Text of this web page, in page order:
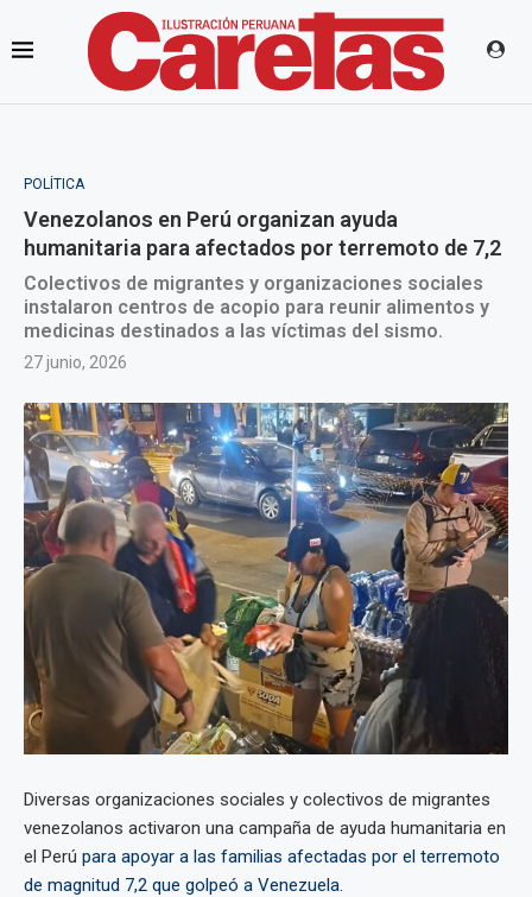
POLÍTICA
Venezolanos en Perú organizan ayuda
humanitaria para afectados por terremoto de 7,2
Colectivos de migrantes y organizaciones sociales
instalaron centros de acopio para reunir alimentos y
medicinas destinados a las víctimas del sismo.
27 junio, 2026
Diversas organizaciones sociales y colectivos de migrantes
venezolanos activaron una campaña de ayuda humanitaria en
el Perú para apoyar a las familias afectadas por el terremoto
de magnitud 7,2 que golpeó a Venezuela.